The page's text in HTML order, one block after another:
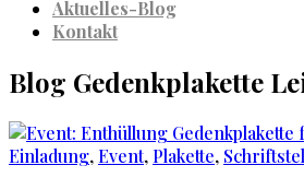
Aktuelles-Blog
Kontakt
Blog Gedenkplakette
Einladung,Event, Plakette,